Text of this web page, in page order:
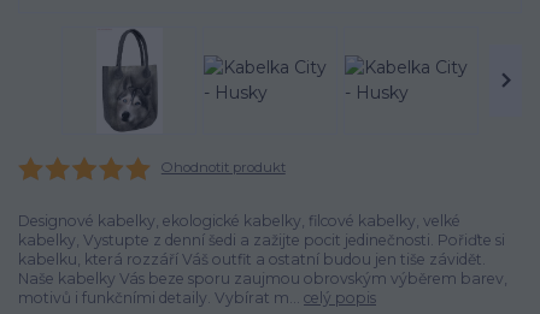
Ohodnotit produkt
Designové kabelky, ekologické kabelky, filcové kabelky, velké
kabelky, Vystupte z denní šedi a zažijte pocit jedinečnosti. Pořiďte si
kabelku, která rozzáří Váš outfit a ostatní budou jen tiše závidět.
Naše kabelky Vás beze sporu zaujmou obrovským výběrem barev,
motivů i funkčními detaily. Vybírat m... celý popis